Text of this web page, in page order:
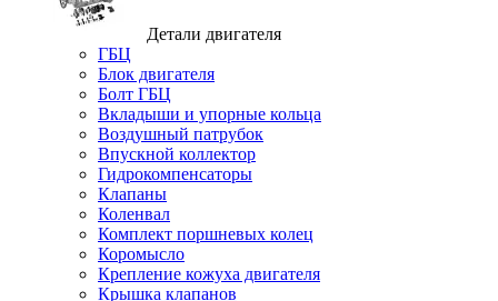
Детали двигателя
ГБЦ
Блок двигателя
Болт ГБЦ
Вкладыши и упорные кольца
Воздушный патрубок
Впускной коллектор
Гидрокомпенсаторы
Клапаны
Коленвал
Комплект поршневых колец
Коромысло
Крепление кожуха двигателя
Крышка клапанов